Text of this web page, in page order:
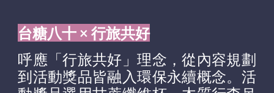
台糖八十 × 行旅共好
呼應「行旅共好」理念，從內容規劃
到活動獎品皆融入環保永續概念。活